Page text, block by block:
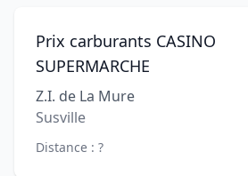
Prix carburants CASINO
SUPERMARCHE
Z.I. de La Mure
Susville
Distance : ?